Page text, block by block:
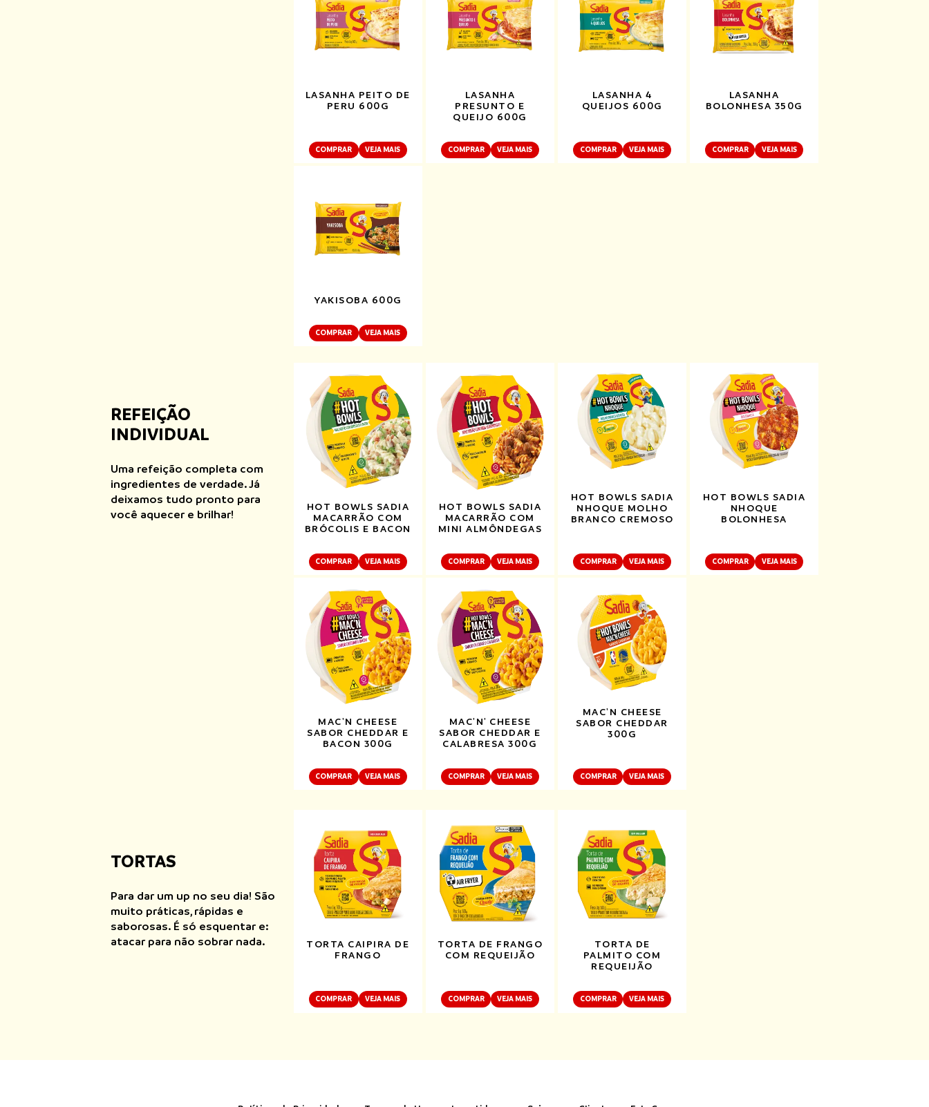
LASANHA PEITO DE
PERU 600G
COMPRAR VEJA MAIS
LASANHA
PRESUNTO E
QUEIJO 600G
COMPRAR VEJA MAIS
LASANHA 4
QUEIJOS 600G
COMPRAR VEJA MAIS
LASANHA
BOLONHESA 350G
COMPRAR VEJA MAIS
YAKISOBA 600G
COMPRAR VEJA MAIS
REFEIÇÃO
INDIVIDUAL
Uma refeição completa com
ingredientes de verdade. Já
deixamos tudo pronto para
você aquecer e brilhar!
HOT BOWLS SADIA
MACARRÃO COM
BRÓCOLIS E BACON
COMPRAR VEJA MAIS
HOT BOWLS SADIA
MACARRÃO COM
MINI ALMÔNDEGAS
COMPRAR VEJA MAIS
HOT BOWLS SADIA
NHOQUE MOLHO
BRANCO CREMOSO
COMPRAR VEJA MAIS
HOT BOWLS SADIA
NHOQUE
BOLONHESA
COMPRAR VEJA MAIS
MAC'N CHEESE
SABOR CHEDDAR E
BACON 300G
COMPRAR VEJA MAIS
MAC'N' CHEESE
SABOR CHEDDAR E
CALABRESA 300G
COMPRAR VEJA MAIS
MAC'N CHEESE
SABOR CHEDDAR
300G
COMPRAR VEJA MAIS
TORTAS
Para dar um up no seu dia! São
muito práticas, rápidas e
saborosas. É só esquentar e:
atacar para não sobrar nada.
TORTA CAIPIRA DE
FRANGO
COMPRAR VEJA MAIS
TORTA DE FRANGO
COM REQUEIJÃO
COMPRAR VEJA MAIS
TORTA DE
PALMITO COM
REQUEIJÃO
COMPRAR VEJA MAIS